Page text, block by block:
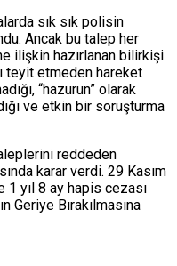
sık sık polisin
Ancak bu talep her
ilişkin hazırlanan bilirkişi
teyit etmeden hareket
“hazurun” olarak
ve etkin bir soruşturma
reddeden
karar verdi. 29 Kasım
1 yıl 8 ay hapis cezası
Geriye Bırakılmasına